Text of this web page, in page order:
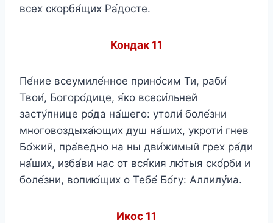
всех скорбя́щих Ра́досте.
Кондак 11
Пе́ние всеумиле́нное прино́сим Ти, раби́
Твои́, Богоро́дице, я́ко всеси́льней
засту́пнице ро́да на́шего: утоли́ боле́зни
многовоздыха́ющих душ на́ших, укроти́ гнев
Бо́жий, пра́ведно на ны дви́жимый грех ра́ди
на́ших, изба́ви нас от вся́кия лю́тыя ско́рби и
боле́зни, вопию́щих о Тебе́ Бо́гу: Аллилу́иа.
Икос 11